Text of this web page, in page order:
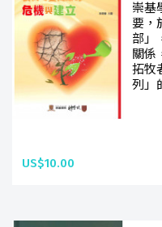
崇基
要，
部」
關係
拓牧
列」
US$10.00